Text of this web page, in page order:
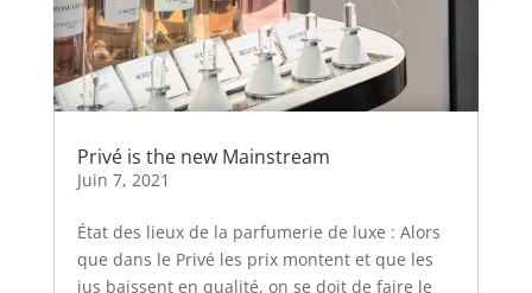
Privé is the new Mainstream
Juin 7, 2021
État des lieux de la parfumerie de luxe : Alors
que dans le Privé les prix montent et que les
jus baissent en qualité, on se doit de faire le